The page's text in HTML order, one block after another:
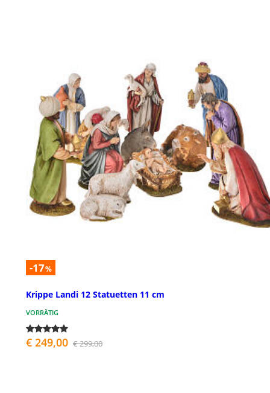
-17%
Krippe Landi 12 Statuetten 11 cm
VORRÄTIG
€ 249,00 € 299,00